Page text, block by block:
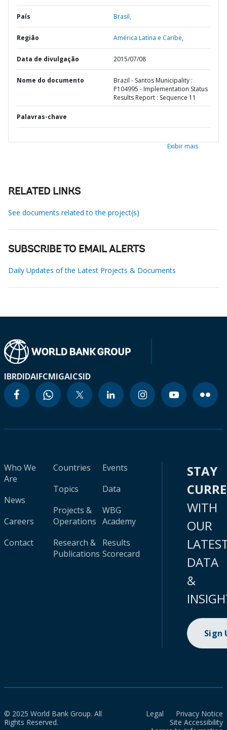
País Brasil,
Região América Latina e Caribe,
Data de divulgação 2015/07/08
Nome do documento
Brazil - Santos Municipality :
P104995 - Implementation Status
Results Report : Sequence 11
Palavras-chave
Exibir mais
RELATED LINKS
See documents related to the project(s)
SUBSCRIBE TO EMAIL ALERTS
Daily Updates of the Latest Projects & Documents
IBRDIDAIFCMIGAICSID
Who We
Are
News
Careers
Contact
Countries
Topics
Projects &
Operations
Research &
Publications
Events
Data
WBG
Academy
Results
Scorecard
STAY
WITH
OUR
DATA
&
Sign
© 2025 World Bank Group. All
Rights Reserved.
Legal
Privacy Notice
Site Accessibility